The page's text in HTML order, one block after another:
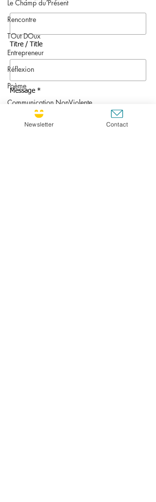
Le Champ du Présent
Rencontre
TOut DOux
Entrepreneur
Réflexion
Poème
Communication NonViolente
Titre / Title
Message *
Newsletter Contact